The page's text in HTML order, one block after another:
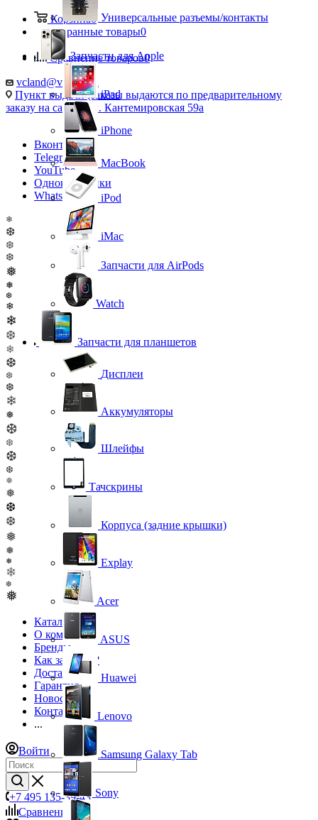
Корзина0
Избранные товары0
Сравнение товаров0
vcland@vcland.ru
Пункт выдачи (заказы выдаются по предварительному
заказу на сайте), ул. Кантемировская 59а
Вконтакте
Telegram
YouTube
Одноклассники
WhatsApp
❄
❆
❆
❆
❅
❅
❆
❄
❄
❆
❄
❆
❆
❆
❄
❅
❆
❆
❆
❆
❅
❅
❆
❆
❅
❅
❅
❄
❆
❅
Каталог
О компании
Бренды
Как заказать?
Доставка
Гарантия
Новости
Контакты
...
Войти
+7 495 135-39-43
Сравнение
0
Универсальные разъемы/контакты
Запчасти для Apple
iPad
iPhone
MacBook
iPod
iMac
Запчасти для AirPods
Watch
Запчасти для планшетов
Дисплеи
Аккумуляторы
Шлейфы
Тачскрины
Корпуса (задние крышки)
Explay
Acer
ASUS
Huawei
Lenovo
Samsung Galaxy Tab
Sony